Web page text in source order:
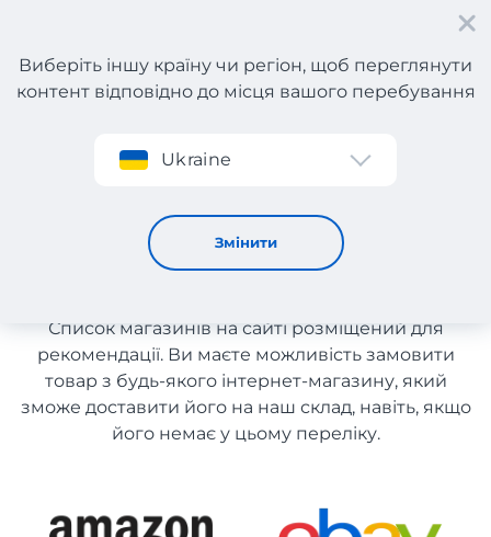
Реєстрація
Виберіть іншу країну чи регіон, щоб переглянути
контент відповідно до місця вашого перебування
Ukraine
Змінити
Косметика і парфумерія з Англії
Косметика і парфумерія з
Англії
Список магазинів на сайті розміщений для
рекомендації. Ви маєте можливість замовити
товар з будь-якого інтернет-магазину, який
зможе доставити його на наш склад, навіть, якщо
його немає у цьому переліку.